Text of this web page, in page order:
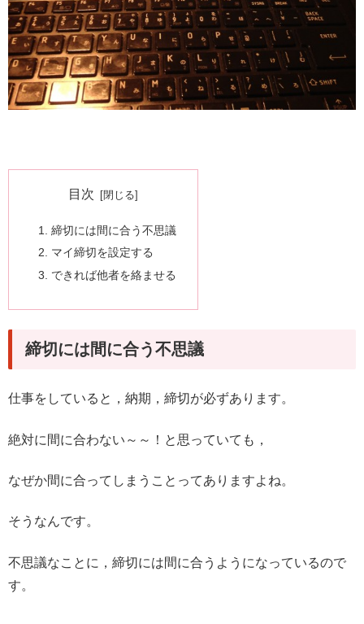
目次
締切には間に合う不思議
マイ締切を設定する
できれば他者を絡ませる
締切には間に合う不思議
仕事をしていると，納期，締切が必ずあります。
絶対に間に合わない～～！と思っていても，
なぜか間に合ってしまうことってありますよね。
そうなんです。
不思議なことに，締切には間に合うようになっているので
す。